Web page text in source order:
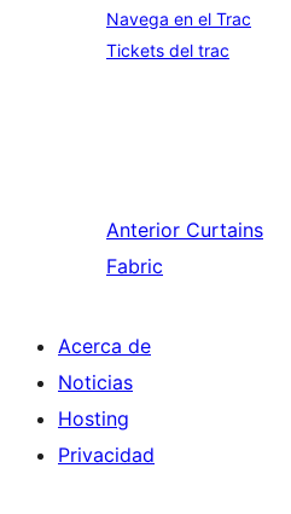
Navega en el Trac
Tickets del trac
Anterior Curtains
Fabric
Acerca de
Noticias
Hosting
Privacidad